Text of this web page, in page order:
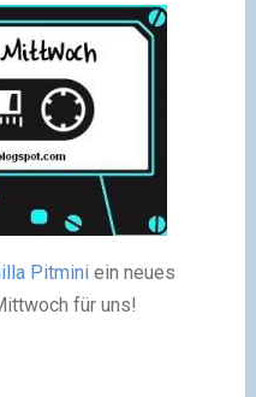
Pitminiein neues
für uns!